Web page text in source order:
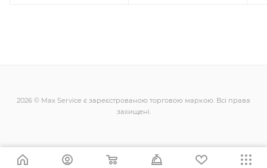
2026 © Max Service є зареєстрованою торговою маркою. Всі права
захищені.
+38 (098) 128-11-11